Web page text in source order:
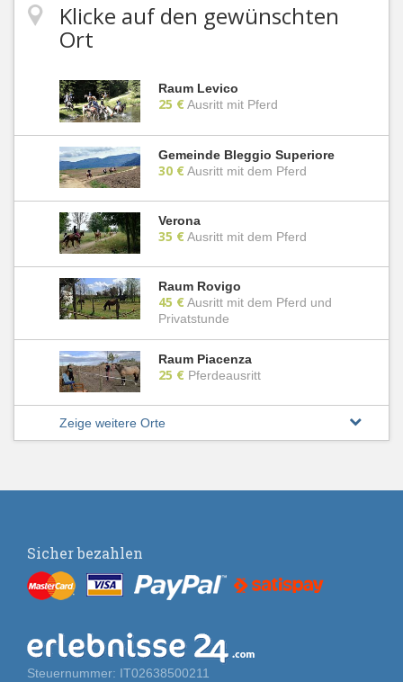
Klicke auf den gewünschten
Ort
Raum Levico
25 €Ausritt mit Pferd
Gemeinde Bleggio Superiore
30 €Ausritt mit dem Pferd
Verona
35 €Ausritt mit dem Pferd
Raum Rovigo
45 €Ausritt mit dem Pferd und
Privatstunde
Raum Piacenza
25 € Pferdeausritt
Zeige weitere Orte
Sicher bezahlen
Steuernummer: IT02638500211